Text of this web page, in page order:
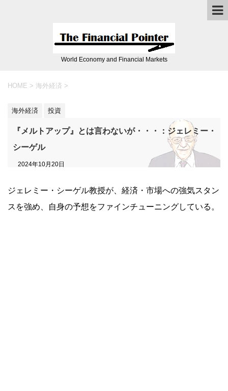
World Economy and Financial Markets
HOME > 海外経済 >
海外経済 投資
『メルトアップ』とは言わないが・・・：ジェレミー・
シーゲル
2024年10月20日
ジェレミー・シーゲル教授が、経済・市場への強気スタン
スを強め、自身の予想をファインチューニングしている。